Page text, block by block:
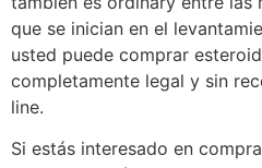
que se inician en el
usted puede comprar
completamente legal y sin
line.
Si estás interesado en